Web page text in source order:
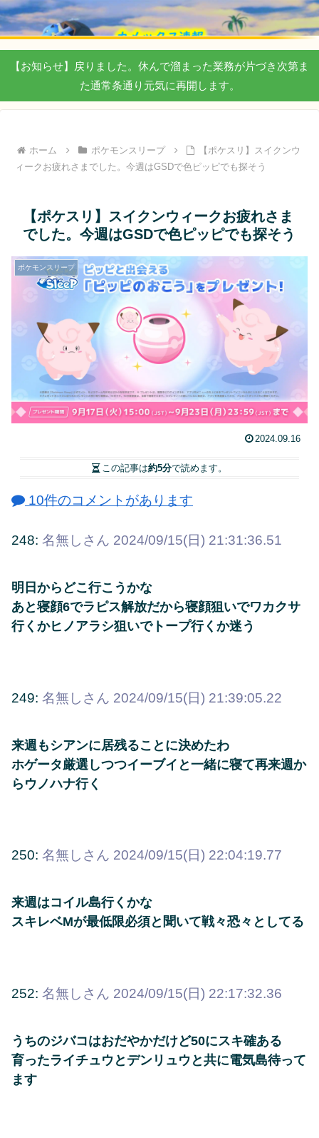
【お知らせ】戻りました。休んで溜まった業務が片づき次第ま
た通常条通り元気に再開します。
ホーム ポケモンスリープ
【ポケスリ】スイクンウ
ィークお疲れさまでした。今週はGSDで色ピッピでも探そう
【ポケスリ】スイクンウィークお疲れさま
でした。今週はGSDで色ピッピでも探そう
ポケモンスリープ
2024.09.16
この記事は約5分で読めます。
10件のコメントがあります
248: 名無しさん 2024/09/15(日) 21:31:36.51
明日からどこ行こうかな
あと寝顔6でラピス解放だから寝顔狙いでワカクサ
行くかヒノアラシ狙いでトープ行くか迷う
249: 名無しさん 2024/09/15(日) 21:39:05.22
来週もシアンに居残ることに決めたわ
ホゲータ厳選しつつイーブイと一緒に寝て再来週か
らウノハナ行く
250: 名無しさん 2024/09/15(日) 22:04:19.77
来週はコイル島行くかな
スキレベMが最低限必須と聞いて戦々恐々としてる
252: 名無しさん 2024/09/15(日) 22:17:32.36
うちのジバコはおだやかだけど50にスキ確ある
育ったライチュウとデンリュウと共に電気島待って
ます